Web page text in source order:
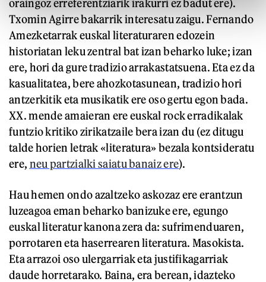
oraingoz erreferentziarik irakurri ez badut ere).
Txomin Agirre bakarrik interesatu zaigu. Fernando
Amezketarrak euskal literaturaren edozein
historiatan leku zentral bat izan beharko luke; izan
ere, hori da gure tradizio arrakastatsuena. Eta ez da
kasualitatea, bere ahozkotasunean, tradizio hori
antzerkitik eta musikatik ere oso gertu egon bada.
XX. mende amaieran ere euskal rock erradikalak
funtzio kritiko zirikatzaile bera izan du (ez ditugu
talde horien letrak «literatura» bezala kontsideratu
ere, neu partzialki saiatu banaiz ere).
Hau hemen ondo azaltzeko askozaz ere erantzun
luzeagoa eman beharko banizuke ere, egungo
euskal literatur kanona zera da: sufrimenduaren,
porrotaren eta haserrearen literatura. Masokista.
Eta arrazoi oso ulergarriak eta justifikagarriak
daude horretarako. Baina, era berean, idazteko